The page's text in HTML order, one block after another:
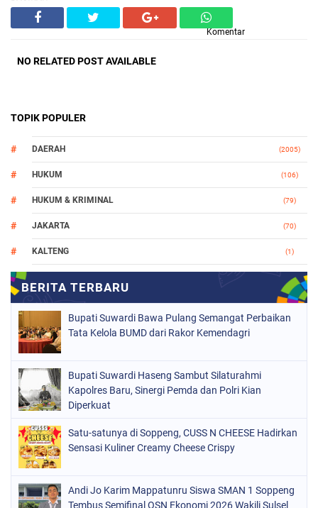
Komentar
NO RELATED POST AVAILABLE
TOPIK POPULER
DAERAH (2005)
HUKUM (106)
HUKUM & KRIMINAL (79)
JAKARTA (70)
KALTENG (1)
(78)
NASIONAL (748)
ORGANISASI
PERISTIWA
POLITIK
POLRI
SOPPENG (1149)
SULSEL
Bupati Suwardi Bawa Pulang Semangat Perbaikan
Tata Kelola BUMD dari Rakor Kemendagri
Bupati Suwardi Haseng Sambut Silaturahmi
Kapolres Baru, Sinergi Pemda dan Polri Kian
Diperkuat
Satu-satunya di Soppeng, CUSS N CHEESE Hadirkan
Sensasi Kuliner Creamy Cheese Crispy
Andi Jo Karim Mappatunru Siswa SMAN 1 Soppeng
Tembus Semifinal OSN Ekonomi 2026 Wakili Sulsel